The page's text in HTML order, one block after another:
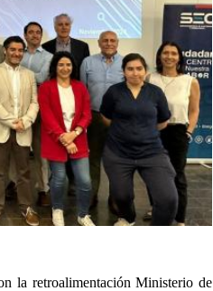
la retroalimentación Ministerio de